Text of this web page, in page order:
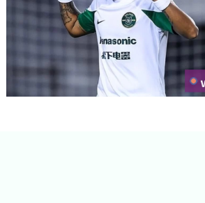
快速计时、计圈